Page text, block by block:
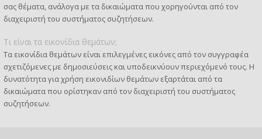
σας θέματα, ανάλογα με τα δικαιώματα που χορηγούνται από τον
διαχειριστή του συστήματος συζητήσεων.
Τι είναι τα εικονίδια θεμάτων;
Τα εικονίδια θεμάτων είναι επιλεγμένες εικόνες από τον συγγραφέα
σχετιζόμενες με δημοσιεύσεις και υποδεικνύουν περιεχόμενό τους. Η
δυνατότητα για χρήση εικονιδίων θεμάτων εξαρτάται από τα
δικαιώματα που ορίστηκαν από τον διαχειριστή του συστήματος
συζητήσεων.